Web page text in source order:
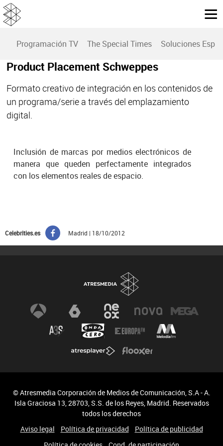
Programación TV The Special Times Soluciones
Product Placement Schweppes
Formato creativo de integración en los contenidos de
un programa/serie a través del emplazamiento
digital.
Inclusión de marcas por medios electrónicos de
manera que queden perfectamente integrados
con los elementos reales de espacio.
Celebrities.es Madrid | 18/10/2012
© Atresmedia Corporación de Medios de Comunicación, S.A - A.
Isla Graciosa 13, 28703, S.S. de los Reyes, Madrid. Reservados
todos los derechos
Aviso legal
Política de privacidad
Política de publicidad